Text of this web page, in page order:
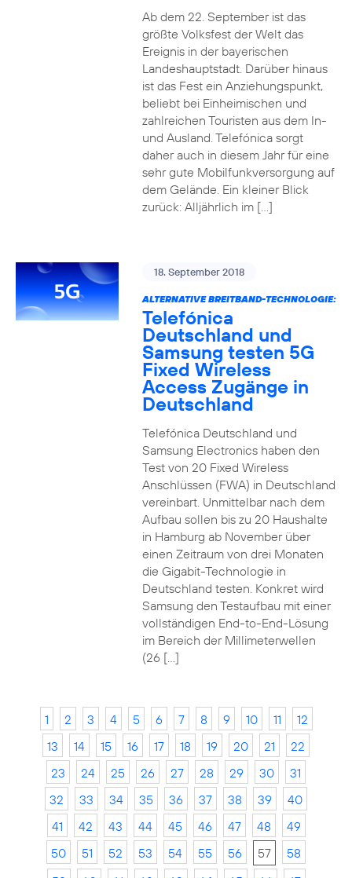
Ab dem 22. September ist das
größte Volksfest der Welt das
Ereignis in der bayerischen
Landeshauptstadt. Darüber hinaus
ist das Fest ein Anziehungspunkt,
beliebt bei Einheimischen und
zahlreichen Touristen aus dem In-
und Ausland. Telefónica sorgt
daher auch in diesem Jahr für eine
sehr gute Mobilfunkversorgung auf
dem Gelände. Ein kleiner Blick
zurück: Alljährlich im […]
18. September 2018
ALTERNATIVE BREITBAND-TECHNOLOGIE:
Telefónica
Deutschland und
Samsung testen 5G
Fixed Wireless
Access Zugänge in
Deutschland
Telefónica Deutschland und
Samsung Electronics haben den
Test von 20 Fixed Wireless
Anschlüssen (FWA) in Deutschland
vereinbart. Unmittelbar nach dem
Aufbau sollen bis zu 20 Haushalte
in Hamburg ab November über
einen Zeitraum von drei Monaten
die Gigabit-Technologie in
Deutschland testen. Konkret wird
Samsung den Testaufbau mit einer
vollständigen End-to-End-Lösung
im Bereich der Millimeterwellen
(26 […]
1 2 3 4 5 6 7 8 9 10 11
12
13
14 15 16 17 18 19 20 21
22
23
24 25 26 27 28 29 30
31
32
33 34 35 36 37 38 39
40
41
42 43 44 45 46 47 48
49
50
51 52 53 54 55 56 57
58